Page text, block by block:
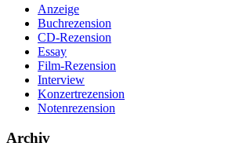
Anzeige
Buchrezension
CD-Rezension
Essay
Film-Rezension
Interview
Konzertrezension
Notenrezension
Archiv